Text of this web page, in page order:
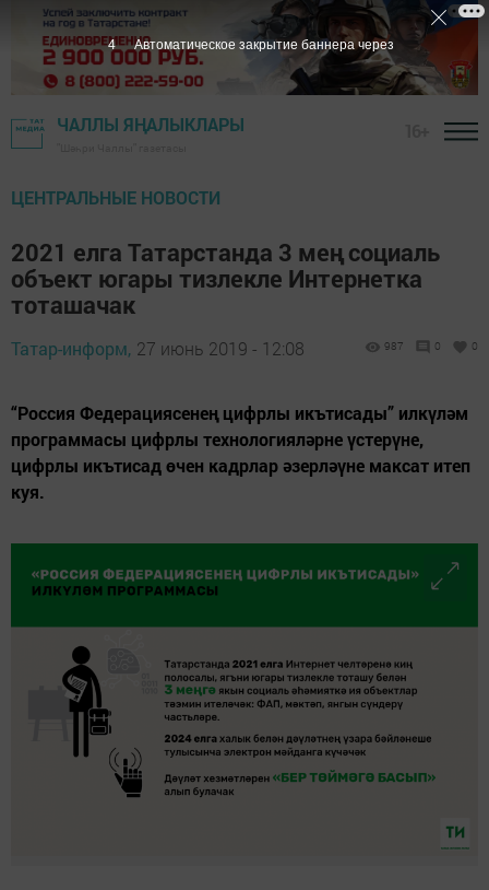
ЧАЛЛЫ ЯҢАЛЫКЛАРЫ
ЦЕНТРАЛЬНЫЕ НОВОСТИ
2021 елга Татарстанда 3 мең социаль
объект югары тизлекле Интернетка
тоташачак
Татар-информ, 27 июнь 2019 - 12:08 987 0 0
“Россия Федерациясенең цифрлы икътисады” илкүләм
программасы цифрлы технологияләрне үстерүне,
цифрлы икътисад өчен кадрлар әзерләүне максат итеп
куя.
3 Автоматическое закрытие баннера через